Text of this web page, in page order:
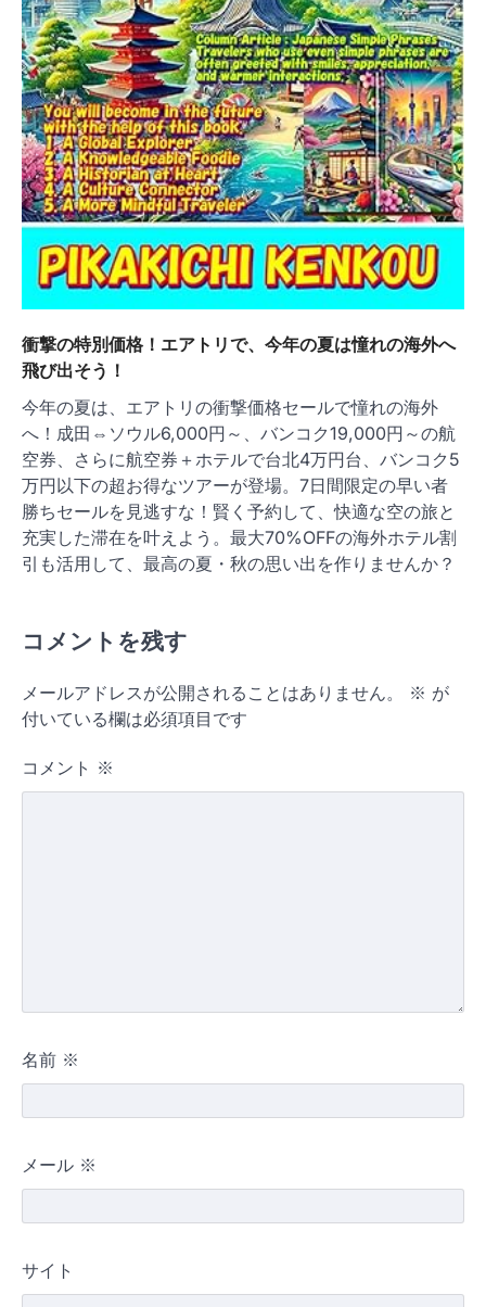
衝撃の特別価格！エアトリで、今年の夏は憧れの海外へ
飛び出そう！
今年の夏は、エアトリの衝撃価格セールで憧れの海外
へ！成田⇔ソウル6,000円～、バンコク19,000円～の航
空券、さらに航空券＋ホテルで台北4万円台、バンコク5
万円以下の超お得なツアーが登場。7日間限定の早い者
勝ちセールを見逃すな！賢く予約して、快適な空の旅と
充実した滞在を叶えよう。最大70%OFFの海外ホテル割
引も活用して、最高の夏・秋の思い出を作りませんか？
コメントを残す
メールアドレスが公開されることはありません。 ※ が
付いている欄は必須項目です
コメント ※
名前 ※
メール ※
サイト